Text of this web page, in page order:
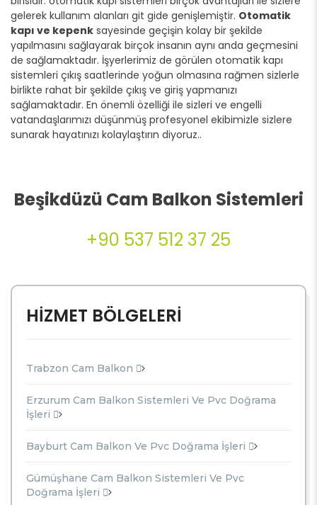
gelerek kullanım alanları git gide genişlemiştir. Otomatik
kapı ve kepenk sayesinde geçişin kolay bir şekilde
yapılmasını sağlayarak birçok insanın aynı anda geçmesini
de sağlamaktadır. İşyerlerimiz de görülen otomatik kapı
sistemleri çıkış saatlerinde yoğun olmasına rağmen sizlerle
birlikte rahat bir şekilde çıkış ve giriş yapmanızı
sağlamaktadır. En önemli özelliği ile sizleri ve engelli
vatandaşlarımızı düşünmüş profesyonel ekibimizle sizlere
sunarak hayatınızı kolaylaştırın diyoruz..
Beşikdüzü Cam Balkon Sistemleri
+90 537 512 37 25
HİZMET BÖLGELERİ
Trabzon Cam Balkon
Erzurum Cam Balkon Sistemleri Ve Pvc Doğrama
İşleri
Bayburt Cam Balkon Ve Pvc Doğrama İşleri
Gümüşhane Cam Balkon Sistemleri Ve Pvc
Doğrama İşleri